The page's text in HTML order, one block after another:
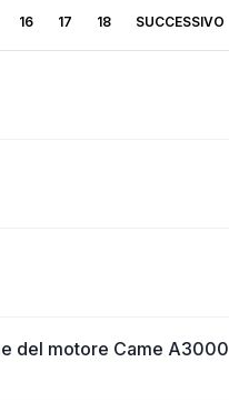
16 17 18 SUCCESSIVO
del motore Came A3000